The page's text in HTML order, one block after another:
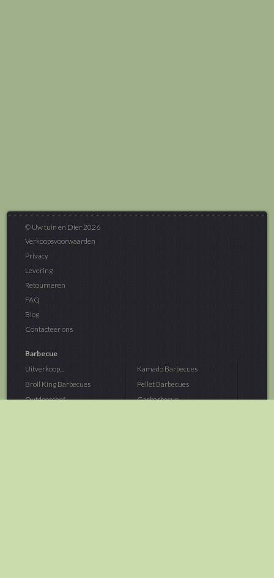
© Uw tuin en Dier 2026
Verkoopsvoorwaarden
Privacy
Levering
Retourneren
FAQ
Blog
Contacteer ons
Barbecue
Uitverkoop...
Broil King Barbecues
Outdoorchef...
Kamado Barbecues
Pellet Barbecues
Gasbarbecue